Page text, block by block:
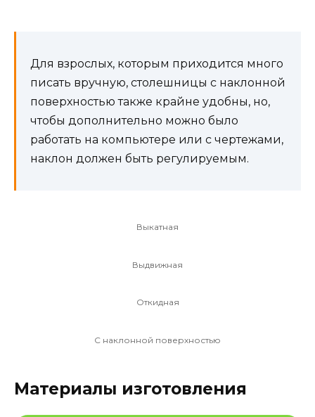
Для взрослых, которым приходится много
писать вручную, столешницы с наклонной
поверхностью также крайне удобны, но,
чтобы дополнительно можно было
работать на компьютере или с чертежами,
наклон должен быть регулируемым.
Выкатная
Выдвижная
Откидная
С наклонной поверхностью
Материалы изготовления